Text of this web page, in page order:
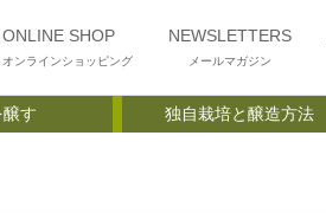
ONLINE SHOP
オンラインショッピング
NEWSLETTERS
メールマガジン
す 独自栽培と醸造方法